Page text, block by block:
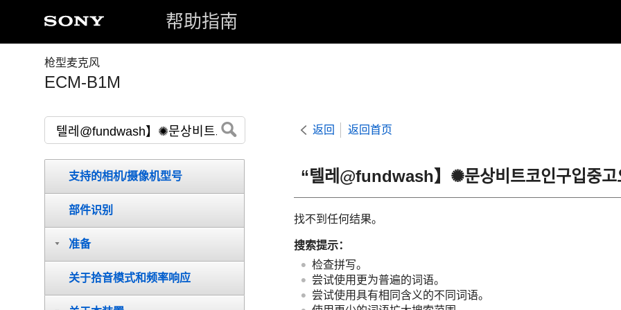
帮助指南
枪型麦克风
ECM-B1M
返回 返回首页
“텔레@fundwash】✺문상비트코인구입중
找不到任何结果。
搜索提示：
检查拼写。
尝试使用更为普遍的词语。
尝试使用具有相同含义的不同词语。
支持的相机/摄像机型号
部件识别
准备
关于拾音模式和频率响应